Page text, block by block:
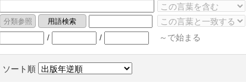
/ / ～で始まる
ソート順